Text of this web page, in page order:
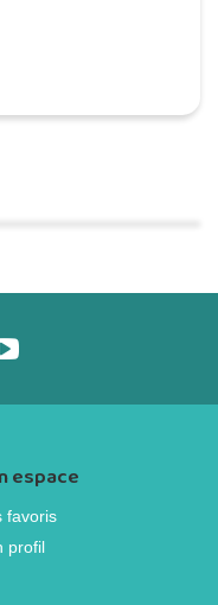
espace
favoris
profil